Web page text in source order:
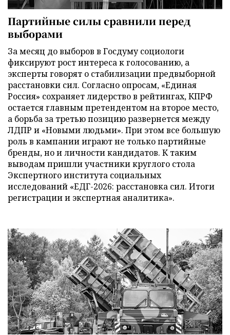
Партийные силы сравнили перед
выборами
За месяц до выборов в Госдуму социологи
фиксируют рост интереса к голосованию, а
эксперты говорят о стабилизации предвыборной
расстановки сил. Согласно опросам, «Единая
Россия» сохраняет лидерство в рейтингах, КПРФ
остается главным претендентом на второе место,
а борьба за третью позицию развернется между
ЛДПР и «Новыми людьми». При этом все большую
роль в кампании играют не только партийные
бренды, но и личности кандидатов. К таким
выводам пришли участники круглого стола
Экспертного института социальных
исследований «ЕДГ-2026: расстановка сил. Итоги
регистрации и экспертная аналитика».